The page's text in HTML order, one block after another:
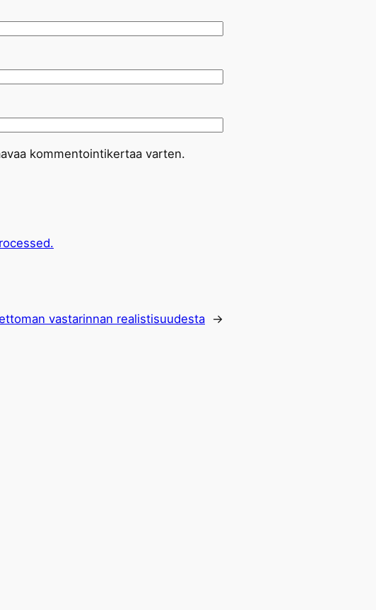
kommentointikertaa varten.
vastarinnan realistisuudesta →